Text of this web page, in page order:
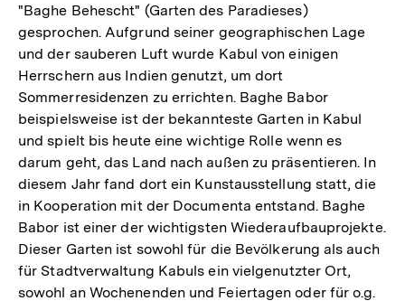
"Baghe Behescht" (Garten des Paradieses)
gesprochen. Aufgrund seiner geographischen Lage
und der sauberen Luft wurde Kabul von einigen
Herrschern aus Indien genutzt, um dort
Sommerresidenzen zu errichten. Baghe Babor
beispielsweise ist der bekannteste Garten in Kabul
und spielt bis heute eine wichtige Rolle wenn es
darum geht, das Land nach außen zu präsentieren. In
diesem Jahr fand dort ein Kunstausstellung statt, die
in Kooperation mit der Documenta entstand. Baghe
Babor ist einer der wichtigsten Wiederaufbauprojekte.
Dieser Garten ist sowohl für die Bevölkerung als auch
für Stadtverwaltung Kabuls ein vielgenutzter Ort,
sowohl an Wochenenden und Feiertagen oder für o.g.